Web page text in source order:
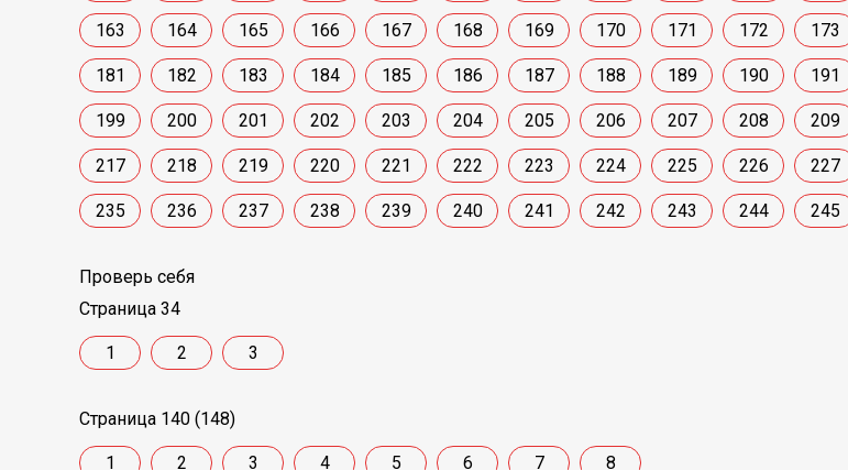
163 164 165 166 167 168 169 170 171 172 173
181 182 183 184 185 186 187 188 189 190 191
199 200 201 202 203 204 205 206 207 208 209
217 218 219 220 221 222 223 224 225 226 227
235 236 237 238 239 240 241 242 243 244 245
Проверь себя
Страница 34
1 2 3
Страница 140 (148)
1 2 3 4 5 6 7 8